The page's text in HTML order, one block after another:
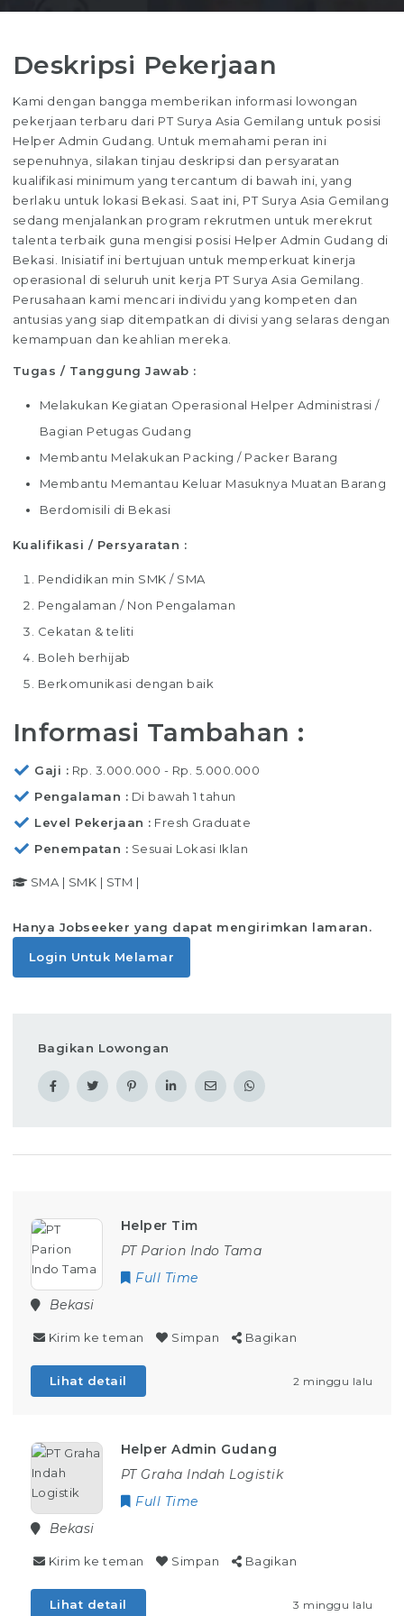
Deskripsi Pekerjaan
Kami dengan bangga memberikan informasi lowongan
pekerjaan terbaru dari PT Surya Asia Gemilang untuk posisi
Helper Admin Gudang. Untuk memahami peran ini
sepenuhnya, silakan tinjau deskripsi dan persyaratan
kualifikasi minimum yang tercantum di bawah ini, yang
berlaku untuk lokasi Bekasi. Saat ini, PT Surya Asia Gemilang
sedang menjalankan program rekrutmen untuk merekrut
talenta terbaik guna mengisi posisi Helper Admin Gudang di
Bekasi. Inisiatif ini bertujuan untuk memperkuat kinerja
operasional di seluruh unit kerja PT Surya Asia Gemilang.
Perusahaan kami mencari individu yang kompeten dan
antusias yang siap ditempatkan di divisi yang selaras dengan
kemampuan dan keahlian mereka.
Tugas / Tanggung Jawab :
Melakukan Kegiatan Operasional Helper Administrasi /
Bagian Petugas Gudang
Membantu Melakukan Packing / Packer Barang
Membantu Memantau Keluar Masuknya Muatan Barang
Berdomisili di Bekasi
Kualifikasi / Persyaratan :
Pendidikan min SMK / SMA
Pengalaman / Non Pengalaman
Cekatan & teliti
Boleh berhijab
Berkomunikasi dengan baik
Informasi Tambahan :
Gaji
Rp. 3.000.000 - Rp. 5.000.000
Pengalaman
Di bawah 1 tahun
Level Pekerjaan
Fresh Graduate
Penempatan
Sesuai Lokasi Iklan
SMA | SMK | STM |
Hanya Jobseeker yang dapat mengirimkan lamaran.
Login Untuk Melamar
Bagikan Lowongan
Helper Tim
PT Parion Indo Tama
Full Time
Bekasi
Kirim ke teman Simpan Bagikan
Lihat detail 2 minggu lalu
Helper Admin Gudang
PT Graha Indah Logistik
Full Time
Bekasi
Kirim ke teman Simpan Bagikan
Lihat detail 3 minggu lalu